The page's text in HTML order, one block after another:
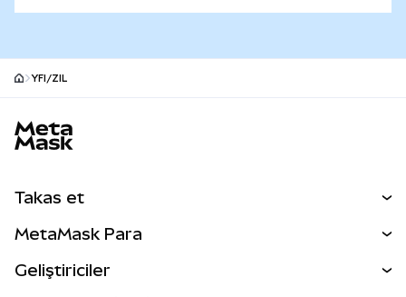
YFI/ZIL
Takas et
Perps
MetaMask Para
Geliştiriciler